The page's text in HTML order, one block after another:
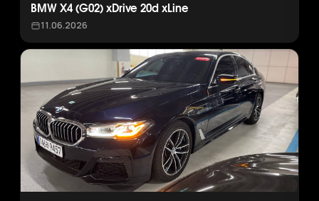
BMW X4 (G02) xDrive 20d xLine
11.06.2026